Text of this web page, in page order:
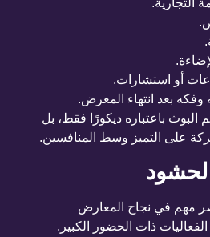
أو استشارات.
وفكه بعد انتهاء المعرض.
البوث باعتباره ديكورًا فقط، بل
على التميز وسط المنافسين.
مهم في نجاح المعارض
ذات الحضور الكبير.